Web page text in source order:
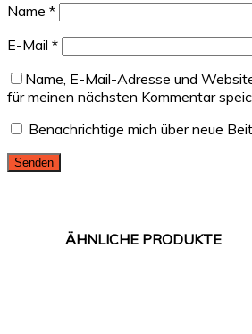
Name *
E-Mail *
Name, E-Mail-Adresse und
für meinen nächsten Kommentar
Benachrichtige mich über neue